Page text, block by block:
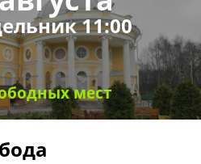
11:00
мест